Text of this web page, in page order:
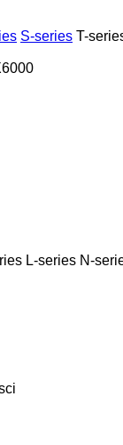
S-series T-
L-series N-